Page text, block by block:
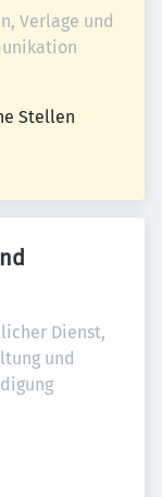
Verlage und
Stellen
Dienst,
und